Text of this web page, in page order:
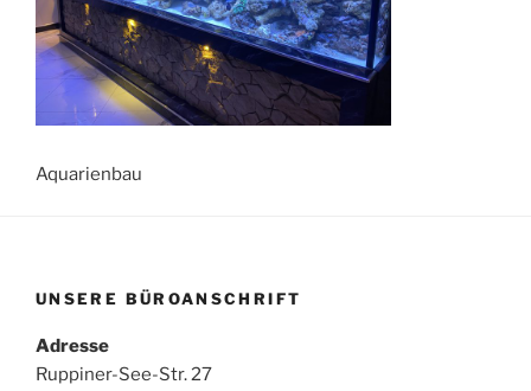
Aquarienbau
UNSERE BÜROANSCHRIFT
Adresse
Ruppiner-See-Str. 27